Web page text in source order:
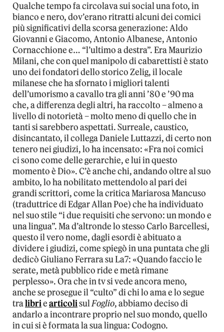
Qualche tempo fa circolava sui social una foto, in
bianco e nero, dov’erano ritratti alcuni dei comici
più significativi della scorsa generazione: Aldo
Giovanni e Giacomo, Antonio Albanese, Antonio
Cornacchione e… “l’ultimo a destra”. Era Maurizio
Milani, che con quel manipolo di cabarettisti è stato
uno dei fondatori dello storico Zelig, il locale
milanese che ha sfornato i migliori talenti
dell’umorismo a cavallo tra gli anni ’80 e ’90 ma
che, a differenza degli altri, ha raccolto – almeno a
livello di notorietà – molto meno di quello che in
tanti si sarebbero aspettati. Surreale, caustico,
disincantato, il collega Daniele Luttazzi, di certo non
tenero nei giudizi, lo ha incensato: «Fra noi comici
ci sono come delle gerarchie, e lui in questo
momento è Dio». C’è anche chi, andando oltre al suo
ambito, lo ha nobilitato mettendolo al pari dei
grandi scrittori, come la critica Mariarosa Mancuso
(traduttrice di Edgar Allan Poe) che ha individuato
nel suo stile “i due requisiti che servono: un mondo e
una lingua”. Ma d’altronde lo stesso Carlo Barcellesi,
questo il vero nome, dagli esordi è abituato a
dividere i giudizi, come spiegò in una puntata che gli
dedicò Giuliano Ferrara su La7: «Quando faccio le
serate, metà pubblico ride e metà rimane
perplesso». Ora che in tv si vede ancora meno,
anche se prosegue il “culto” di chi lo ama e lo segue
tralibriearticolisulFoglio, abbiamo deciso di
andarlo a incontrare proprio nel suo mondo, quello
in cui si è formata la sua lingua: Codogno.